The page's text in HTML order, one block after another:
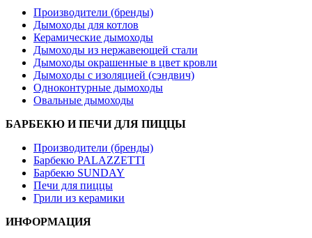
Производители (бренды)
Дымоходы для котлов
Керамические дымоходы
Дымоходы из нержавеющей стали
Дымоходы окрашенные в цвет кровли
Дымоходы с изоляцией (сэндвич)
Одноконтурные дымоходы
Овальные дымоходы
БАРБЕКЮ И ПЕЧИ ДЛЯ ПИЦЦЫ
Производители (бренды)
Барбекю PALAZZETTI
Барбекю SUNDAY
Печи для пиццы
Грили из керамики
ИНФОРМАЦИЯ